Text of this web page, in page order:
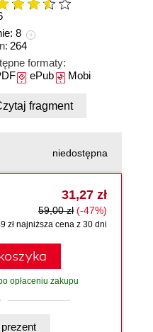
8
264
formaty:
ePubMobi
fragment
niedostępna
31,27 zł
59,00 zł (-47%)
zł najniższa cena z 30 dni
opłaceniu zakupu
Kup na prezent